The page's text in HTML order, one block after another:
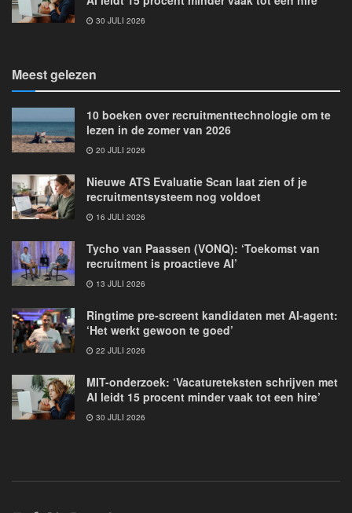
30 JULI 2026
Meest gelezen
10 boeken over recruitmenttechnologie om te
lezen in de zomer van 2026
20 JULI 2026
Nieuwe ATS Evaluatie Scan laat zien of je
recruitmentsysteem nog voldoet
16 JULI 2026
Tycho van Paassen (VONQ): ‘Toekomst van
recruitment is proactieve AI’
13 JULI 2026
Ringtime pre-screent kandidaten met AI-agent:
‘Het werkt gewoon te goed’
22 JULI 2026
MIT-onderzoek: ‘Vacatureteksten schrijven met
AI leidt 15 procent minder vaak tot een hire’
30 JULI 2026